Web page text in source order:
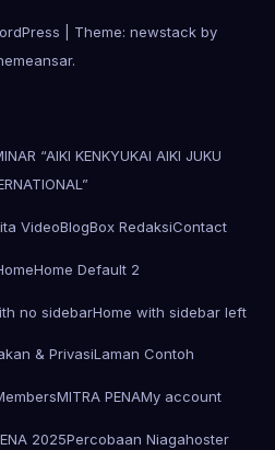
Theme: newstack by
.
“AIKI KENKYUKAI AIKI JUKU
VideoBlogBox RedaksiContact
Home Default 2
no sidebarHome with sidebar left
& PrivasiLaman Contoh
MITRA PENAMy account
2025Percobaan Niagahoster